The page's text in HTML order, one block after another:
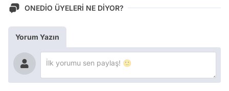
ONEDİO ÜYELERİ NE DİYOR?
Yorum Yazın